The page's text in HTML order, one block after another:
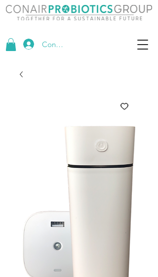
Conectează-te